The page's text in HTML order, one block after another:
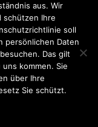
aus. Wir
schützen Ihre
soll
persönlichen Daten
Das gilt
kommen. Sie
über Ihre
Sie schützt.